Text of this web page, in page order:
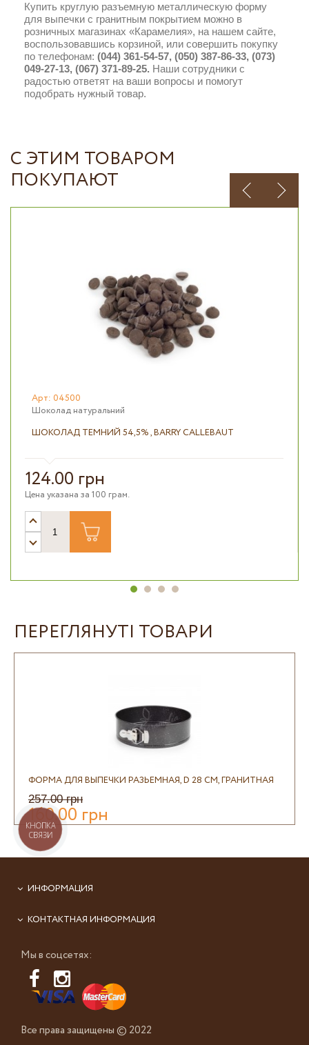
Купить круглую разъемную металлическую форму
для выпечки с гранитным покрытием можно в
розничных магазинах «Карамелия», на нашем сайте,
воспользовавшись корзиной, или совершить покупку
по телефонам: (044) 361-54-57, (050) 387-86-33, (073)
049-27-13, (067) 371-89-25. Наши сотрудники с
радостью ответят на ваши вопросы и помогут
подобрать нужный товар.
С ЭТИМ ТОВАРОМ
ПОКУПАЮТ
Арт: 04500
Шоколад натуральний
ШОКОЛАД ТЕМНИЙ 54,5% , BARRY CALLEBAUT
124.00 грн
Цена указана за 100 грам.
ПЕРЕГЛЯНУТІ ТОВАРИ
ФОРМА ДЛЯ ВЫПЕЧКИ РАЗЬЕМНАЯ, D 28 СМ, ГРАНИТНАЯ
257.00 грн
160.00 грн
ИНФОРМАЦИЯ
Мы в соцсетях:
Все права защищены © 2022
КОНТАКТНАЯ ИНФОРМАЦИЯ
КНОПКА
СВЯЗИ